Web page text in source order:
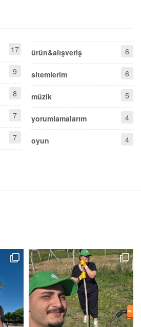
17
9
8
7
7
ürün&alışveriş 6
sitemlerim 6
müzik 5
yorumlamalarım 4
oyun 4